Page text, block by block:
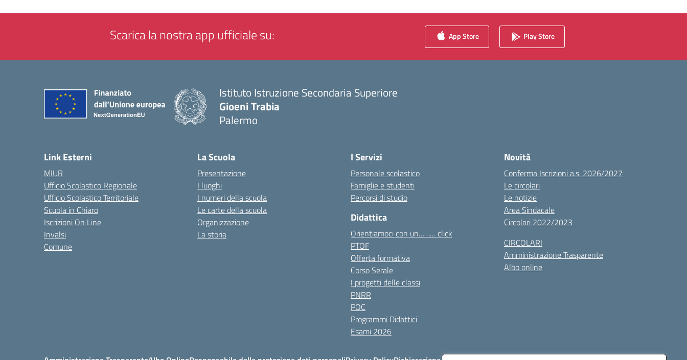
Scarica la nostra app ufficiale su: App Store Play Store
Istituto Istruzione Secondaria Superiore
Gioeni Trabia
Palermo
Link Esterni
MIUR
Ufficio Scolastico Regionale
Ufficio Scolastico Territoriale
Scuola in Chiaro
Iscrizioni On Line
Invalsi
Comune
La Scuola
Presentazione
I luoghi
I numeri della scuola
Le carte della scuola
Organizzazione
La storia
I Servizi
Personale scolastico
Famiglie e studenti
Percorsi di studio
Didattica
Orientiamoci con un……… click
PTOF
Offerta formativa
Corso Serale
I progetti delle classi
PNRR
POC
Programmi Didattici
Esami 2026
Novità
Conferma Iscrizioni a.s. 2026/2027
Le circolari
Le notizie
Area Sindacale
Circolari 2022/2023
CIRCOLARI
Amministrazione Trasparente
Albo online